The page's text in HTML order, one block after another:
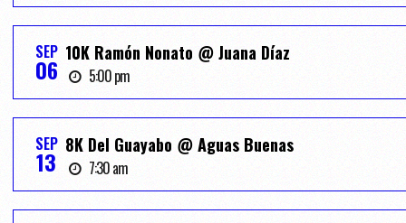
SEP
06
10K Ramón Nonato @ Juana Díaz
5:00 pm
SEP
13
8K Del Guayabo @ Aguas Buenas
7:30 am